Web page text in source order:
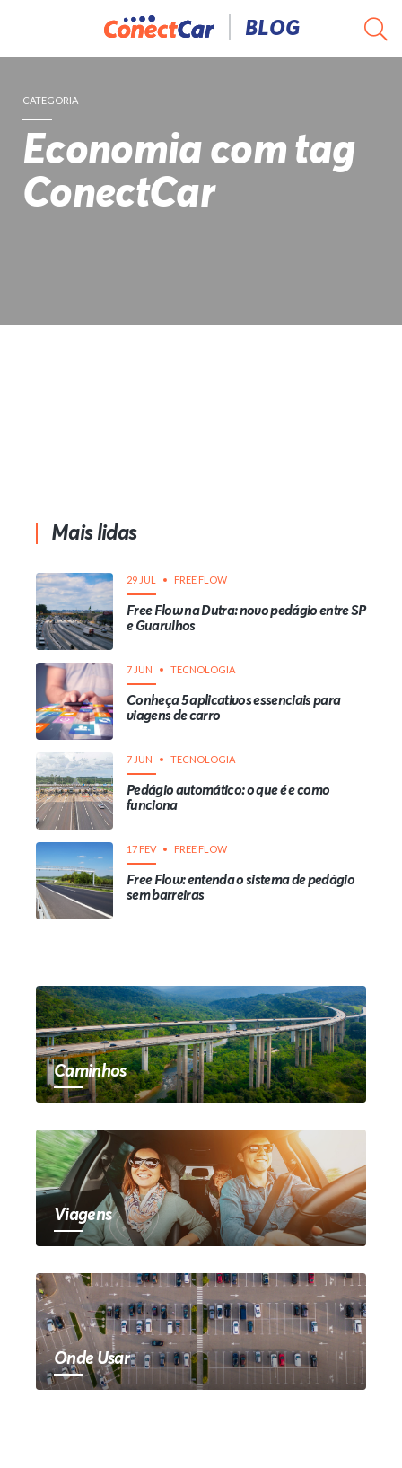
BLOG
CATEGORIA
Economia com tag
ConectCar
Mais lidas
29 JUL FREE FLOW
Free Flow na Dutra: novo pedágio entre SP
e Guarulhos
7 JUN TECNOLOGIA
Conheça 5 aplicativos essenciais para
viagens de carro
7 JUN TECNOLOGIA
Pedágio automático: o que é e como
funciona
17 FEV FREE FLOW
Free Flow: entenda o sistema de pedágio
sem barreiras
Caminhos
Viagens
Onde Usar